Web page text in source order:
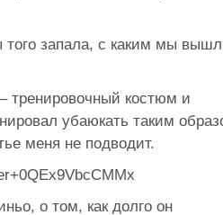
запала, с каким мы
тренировочный костюм и
убаюкать таким
меня не подводит.
о том, как долго он